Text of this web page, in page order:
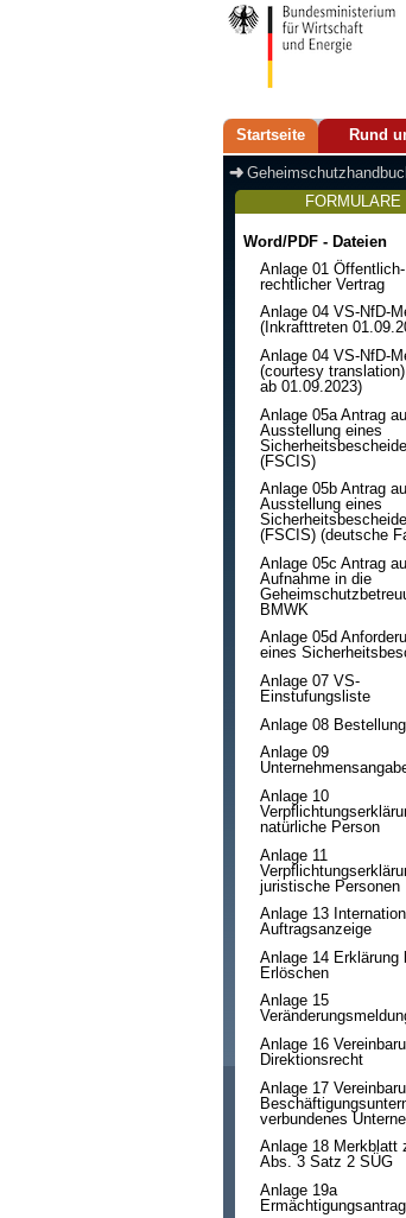
Startseite Rund
FORMULARE
Word/PDF - Dateien
Anlage 01 Öffentlich-
rechtlicher Vertrag
Anlage 04 VS-NfD-
(Inkrafttreten
Anlage 04 VS-NfD-
(courtesy
ab 01.09.2023)
Anlage 05a Antrag
Ausstellung eines
(FSCIS)
Anlage 05b Antrag
Ausstellung eines
(FSCIS) (deutsche
Anlage 05c Antrag
Aufnahme in die
BMWK
Anlage 05d
eines
Anlage 07 VS-
Einstufungsliste
Anlage 08
Anlage 09
Anlage 10
natürliche Person
Anlage 11
juristische Personen
Anlage 13
Auftragsanzeige
Anlage 14 Erklärung
Erlöschen
Anlage 15
Anlage 16
Direktionsrecht
Anlage 17
verbundenes
Anlage 18 Merkblatt
Abs. 3 Satz 2 SÜG
Anlage 19a
Ermächtigungsantrag